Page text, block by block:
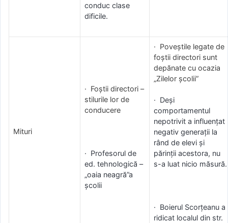
conduc clase
dificile.
Mituri
· Foștii directori –
stilurile lor de
conducere
· Profesorul de
ed. tehnologică –
„oaia neagră”a
școlii
· Poveștile legate de
foștii directori sunt
depănate cu ocazia
„Zilelor școlii”
· Deși
comportamentul
nepotrivit a influențat
negativ generații la
rând de elevi și
părinții acestora, nu
s-a luat nicio măsură.
· Boierul Scorțeanu a
ridicat localul din str.